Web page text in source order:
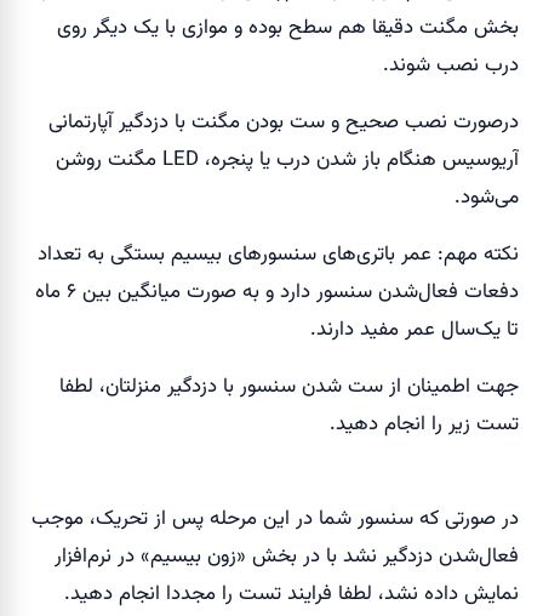
بخش مگنت دقیقا هم سطح بوده و موازی با یک دیگر روی
درب نصب شوند.
درصورت نصب صحیح و ست بودن مگنت با دزدگیر آپارتمانی
آریوسیس هنگام باز شدن درب یا پنجره، LED مگنت روشن
می‌شود.
نکته مهم: عمر باتری‌های سنسورهای بیسیم بستگی به تعداد
دفعات فعال‌شدن سنسور دارد و به صورت میانگین بین ۶ ماه
تا یک‌سال عمر مفید دارند.
جهت اطمینان از ست شدن سنسور با دزدگیر منزلتان، لطفا
تست زیر را انجام دهید.
در صورتی که سنسور شما در این مرحله پس از تحریک، موجب
فعال‌شدن دزدگیر نشد با در بخش «زون بیسیم» در نرم‌افزار
نمایش داده نشد، لطفا فرایند تست را مجددا انجام دهید.‌